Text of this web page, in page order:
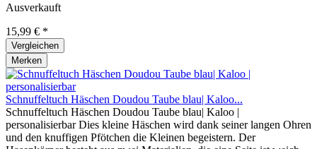
Ausverkauft
15,99 € *
Vergleichen
Merken
Schnuffeltuch Häschen Doudou Taube blau| Kaloo...
Schnuffeltuch Häschen Doudou Taube blau| Kaloo |
personalisierbar Dies kleine Häschen wird dank seiner langen Ohren
und den knuffigen Pfötchen die Kleinen begeistern. Der